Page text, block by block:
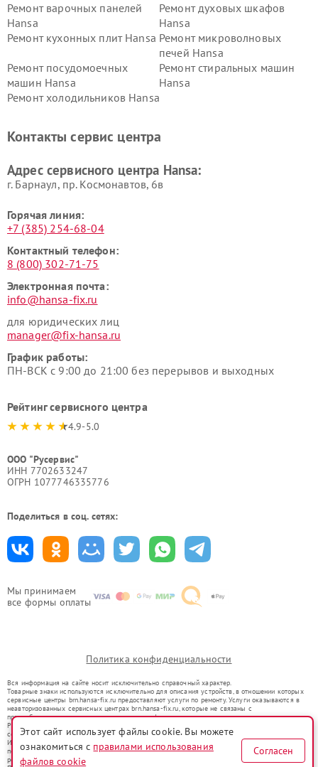
Мы принимаем
все формы оплаты
Ремонт варочных панелей
Hansa
Ремонт духовых шкафов
Hansa
Ремонт кухонных плит Hansa Ремонт микроволновых
печей Hansa
Ремонт посудомоечных
машин Hansa
Ремонт стиральных машин
Hansa
Ремонт холодильников Hansa
Контакты сервис центра
Адрес сервисного центра Hansa:
г. Барнаул, ​пр. Космонавтов, 6в
Горячая линия:
+7 (385) 254-68-04
Контактный телефон:
8 (800) 302-71-75
Электронная почта:
info@hansa-fix.ru
для юридических лиц
manager@fix-hansa.ru
График работы:
ПН-ВСК с 9:00 до 21:00 без перерывов и выходных
Рейтинг сервисного центра
4.9-5.0
ООО "Русервис"
ИНН 7702633247
ОГРН 1077746335776
Поделиться в соц. сетях:
Политика конфиденциальности
Вся информация на сайте носит исключительно справочный характер.
Товарные знаки используются исключительно для описания устройств, в отношении которых
сервисные центры brn.hansa-fix.ru предоставляют услуги по ремонту. Услуги оказываются в
неавторизованных сервисных центрах brn.hansa-fix.ru, которые не связаны с
правообладателями товарных знаков или их официальными представителями.
Ремонт осуществляется для устройств, уже введенных в гражданский оборот в соответствии
со статьей 1487 ГК РФ.
Использование товарных знаков не преследует цели индивидуализации услуг или введения
потребителей в заблуждение, а служит для информирования о предоставляемых услугах по
ремонту техники указанных брендов.
Этот сайт использует файлы cookie. Вы можете
ознакомиться с правилами использования
файлов cookie
Согласен